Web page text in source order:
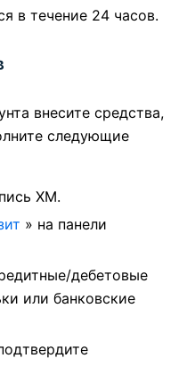
в течение 24 часов.
внесите средства,
следующие
XM.
» на панели
дебетовые
или банковские